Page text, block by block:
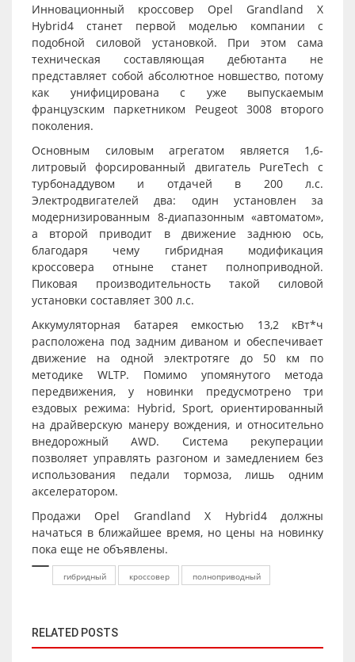
Инновационный кроссовер Opel Grandland X
Hybrid4 станет первой моделью компании с
подобной силовой установкой. При этом сама
техническая составляющая дебютанта не
представляет собой абсолютное новшество, потому
как унифицирована с уже выпускаемым
французским паркетником Peugeot 3008 второго
поколения.
Основным силовым агрегатом является 1,6-
литровый форсированный двигатель PureTech с
турбонаддувом и отдачей в 200 л.с.
Электродвигателей два: один установлен за
модернизированным 8-диапазонным «автоматом»,
а второй приводит в движение заднюю ось,
благодаря чему гибридная модификация
кроссовера отныне станет полноприводной.
Пиковая производительность такой силовой
установки составляет 300 л.с.
Аккумуляторная батарея емкостью 13,2 кВт*ч
расположена под задним диваном и обеспечивает
движение на одной электротяге до 50 км по
методике WLTP. Помимо упомянутого метода
передвижения, у новинки предусмотрено три
ездовых режима: Hybrid, Sport, ориентированный
на драйверскую манеру вождения, и относительно
внедорожный AWD. Система рекуперации
позволяет управлять разгоном и замедлением без
использования педали тормоза, лишь одним
акселератором.
Продажи Opel Grandland X Hybrid4 должны
начаться в ближайшее время, но цены на новинку
пока еще не объявлены.
гибридный кроссовер полноприводный
RELATED POSTS